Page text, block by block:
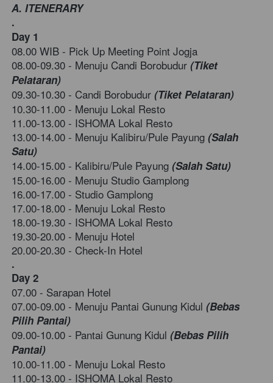
A. ITENERARY
.
Day 1
08.00 WIB - Pick Up Meeting Point Jogja
08.00-09.30 - Menuju Candi Borobudur (Tiket
Pelataran)
09.30-10.30 - Candi Borobudur (Tiket Pelataran)
10.30-11.00 - Menuju Lokal Resto
11.00-13.00 - ISHOMA Lokal Resto
13.00-14.00 - Menuju Kalibiru/Pule Payung (Salah
Satu)
14.00-15.00 - Kalibiru/Pule Payung (Salah Satu)
15.00-16.00 - Menuju Studio Gamplong
16.00-17.00 - Studio Gamplong
17.00-18.00 - Menuju Lokal Resto
18.00-19.30 - ISHOMA Lokal Resto
19.30-20.00 - Menuju Hotel
20.00-20.30 - Check-In Hotel
.
Day 2
07.00 - Sarapan Hotel
07.00-09.00 - Menuju Pantai Gunung Kidul (Bebas
Pilih Pantai)
09.00-10.00 - Pantai Gunung Kidul (Bebas Pilih
Pantai)
10.00-11.00 - Menuju Lokal Resto
11.00-13.00 - ISHOMA Lokal Resto